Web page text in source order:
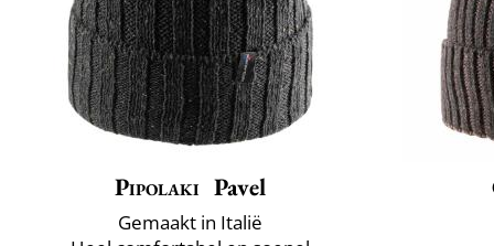
Pipolaki Pavel
Gemaakt in Italië